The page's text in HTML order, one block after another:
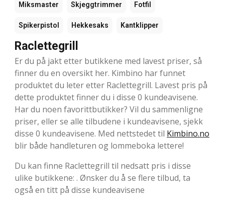
Miksmaster Skjeggtrimmer Fotfil
Spikerpistol Hekkesaks Kantklipper
Raclettegrill
Er du på jakt etter butikkene med lavest priser, så
finner du en oversikt her. Kimbino har funnet
produktet du leter etter Raclettegrill. Lavest pris på
dette produktet finner du i disse 0 kundeavisene.
Har du noen favorittbutikker? Vil du sammenligne
priser, eller se alle tilbudene i kundeavisene, sjekk
disse 0 kundeavisene. Med nettstedet til Kimbino.no
blir både handleturen og lommeboka lettere!
Du kan finne Raclettegrill til nedsatt pris i disse
ulike butikkene: . Ønsker du å se flere tilbud, ta
også en titt på disse kundeavisene